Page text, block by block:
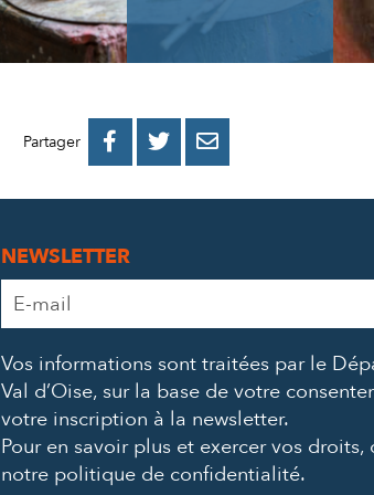
Partager 
PARTAGER
PARTAGER
PARTAGER
NEWSLETTER
Adresse
e-
*
Vos informations sont traitées par le
Val d’Oise, sur la base de votre
votre inscription à la newsletter.
Pour en savoir plus et exercer vos droits,
notre politique de confidentialité.